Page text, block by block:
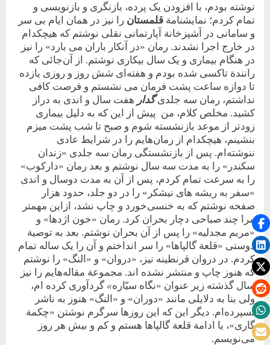
نوشته بودم، با افزودن یک پرده، بازنگری و بازنویسی و
تمام کردم؛ نمایشنامة قلمستان را نیز در همان ایام بی سر
و سامانی در آشپزخانة آپارتمانی نقلی نوشتم که هیچکدام
در خارج اجرا نشدند. رمان «در آنکار باران می بارد» را نیز
در هنگام بیماری و یک سال بیکاری نوشتم. از آن‌جائی که
رانندة تاکسی شده بودم و هفته‌ای شش روز و روزی یازده
تا دوازه ساعت پشت فرمان می نشستم و فرصت کافی
نداشتم، رمان سه جلدیگدار هفت سال و اندی به دراز
کشید. مخلص کلام، من پیش از این که به دلیل بیماری
زودتر از موعد بازنشسته شوم و صبح تا شب پشت میزم
بنشینم، هیچکدام از رمان‌هایم را در شرایط عادی
ننوشته‌ام. پس از بازنشستگی رمان سه جلدی «زندان
سکندر» را به مدت سه سال نوشتم و بعد رمان «دارکوب»
را به سرعت تمام کردم، پس از آن به مدت دوسال و اندی
«سفر به ریشه های نیشکر» را در دو جلد، حدود هزار
صفحه نوشتم که به خنسی‌خورد و چاپ نشد، ازاین مهمتر
مرا چند صباحی دچار بحران کرد. رمان «خون اژدها» و
«مریم مجدلیه» را پس از آن بحران نوشتم. بعد به توصیة
دوستی «قلعة گالپاها» را سر انداختم و آن را یک ساله تمام
کردم. در دروان قرنطینه نیز، «دروان» و «النگ» را نوشتم
که هنوز چاپ و منتشر نشده اند. مجموعة مقاله‌هایم را نیز
سال گذشته زیر عنوان «نگاه سیّاره» گردآوری کرده ام،
ولی بنا به دلایلی مانند «دوران» و «النگ» هنوز به ناشر
نسپرده‌ام. دیگر این که این روزها سرگرم نوشتن «چکمة
گاری»، یا ادامة قلعة گالپاها هستم و کم و بیش هر روز
می‌نویسم.